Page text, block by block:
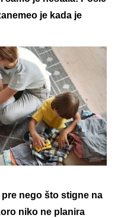
je kada je
nego što stigne na
niko ne planira